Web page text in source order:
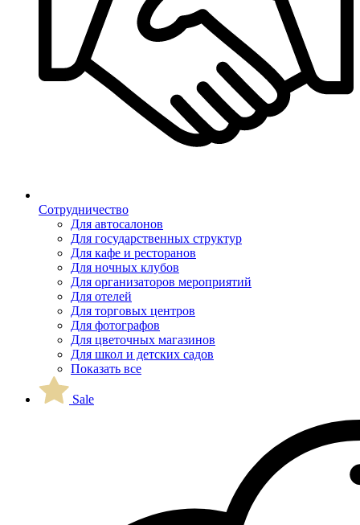
Сотрудничество
Для автосалонов
Для государственных структур
Для кафе и ресторанов
Для ночных клубов
Для организаторов мероприятий
Для отелей
Для торговых центров
Для фотографов
Для цветочных магазинов
Для школ и детских садов
Показать все
Sale